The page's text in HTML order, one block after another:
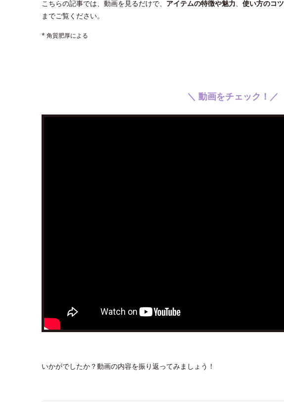
こちらの記事では、動画を見るだけで、 アイテムの特徴や魅力、 使い方のコツ
までご覧ください。
* 角質肥厚による
＼ 動画をチェック！／
いかがでしたか？動画の内容を振り返ってみましょう！